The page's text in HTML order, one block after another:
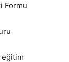
Formu
eğitim